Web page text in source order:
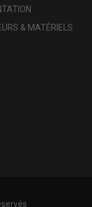
& MATÉRIELS